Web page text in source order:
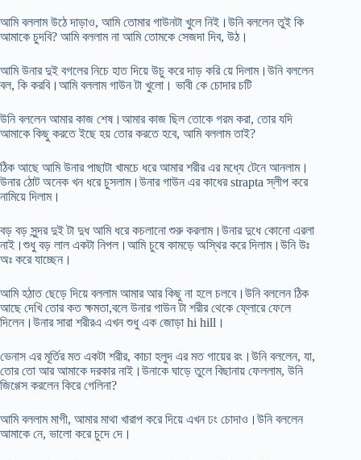
আমি বললাম উঠে দাড়াও, আমি তোমার গাউনটা খুলে নিই।উনি বললেন তুই কি
আমাকে চুদবি? আমি বললাম না আমি তোমকে সেজদা দিব, উঠ।
আমি উনার দুই বগলের নিচে হাত দিয়ে উচু করে দাড় করি য়ে দিলাম।উনি বললেন
বল, কি করবি।আমি বললাম গাউন টা খুলো। ভাবী কে চোদার চটি
উনি বললেন আমার কাজ শেষ।আমার কাজ ছিল তোকে গরম করা, তোর যদি
আমাকে কিছু করতে ইছে হয় তোর করতে হবে, আমি বললাম তাই?
ঠিক আছে আমি উনার পাছাটা খামচে ধরে আমার শরীর এর মধ্যে টেনে আনলাম।
উনার ঠোট অনেক খন ধরে চুসলাম।উনার গাউন এর কাধের strapta স্লীপ করে
নামিয়ে দিলাম।
বড় বড় সুন্দর দুই টা দুধ আমি ধরে কচলানো শুরু করলাম।উনার দুধে কোনো এরলা
নাই।শুধু বড় লাল একটা নিপল।আমি চুষে কামড়ে অস্থির করে দিলাম।উনি উঃ
অঃ করে যাচ্ছেন।
আমি হঠাত ছেড়ে দিয়ে বললাম আমার আর কিছু না হলে চলবে।উনি বললেন ঠিক
আছে দেখি তোর কত ক্ষমতা,বলে উনার গাউন টা শরীর থেকে ফ্লোরে ফেলে
দিলেন।উনার সারা শরীরএ এখন শুধু এক জোড়া hi hill।
ভেনাস এর মূর্তির মত একটা শরীর, কাচা হলুদ এর মত গায়ের রং।উনি বললেন, যা,
তোর তো আর আমাকে দরকার নাই।উনাকে ঘাড়ে তুলে বিছানায় ফেললাম, উনি
জিগ্গেস করলেন কিরে গেলিনা?
আমি বললাম মাগী, আমার মাথা খারাপ করে দিয়ে এখন ঢং চোদাও।উনি বললেন
আমাকে নে, ভালো করে চুদে দে।